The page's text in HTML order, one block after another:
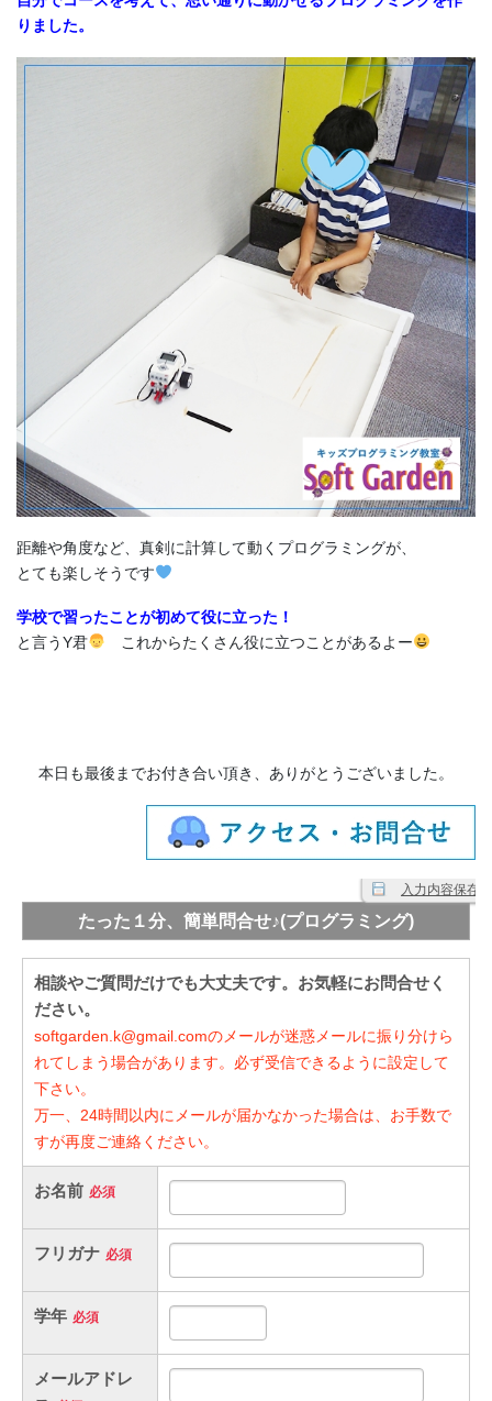
りました。
距離や角度など、真剣に計算して動くプログラミングが、
とても楽しそうです
学校で習ったことが初めて役に立った！
と言うY君
これからたくさん役に立つことがあるよー
本日も最後までお付き合い頂き、ありがとうございました。